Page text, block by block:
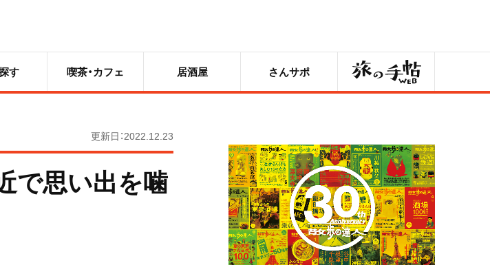
す 喫茶・カフェ 居酒屋 さんサポ 旅の手帖
更新日：2022.12.23
で思い出を噛